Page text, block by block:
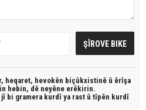
heqaret, hevokên biçûkxistinê û êrîşa
hebin, dê neyêne erêkirin.
jî bi gramera kurdî ya rast û tîpên kurdî